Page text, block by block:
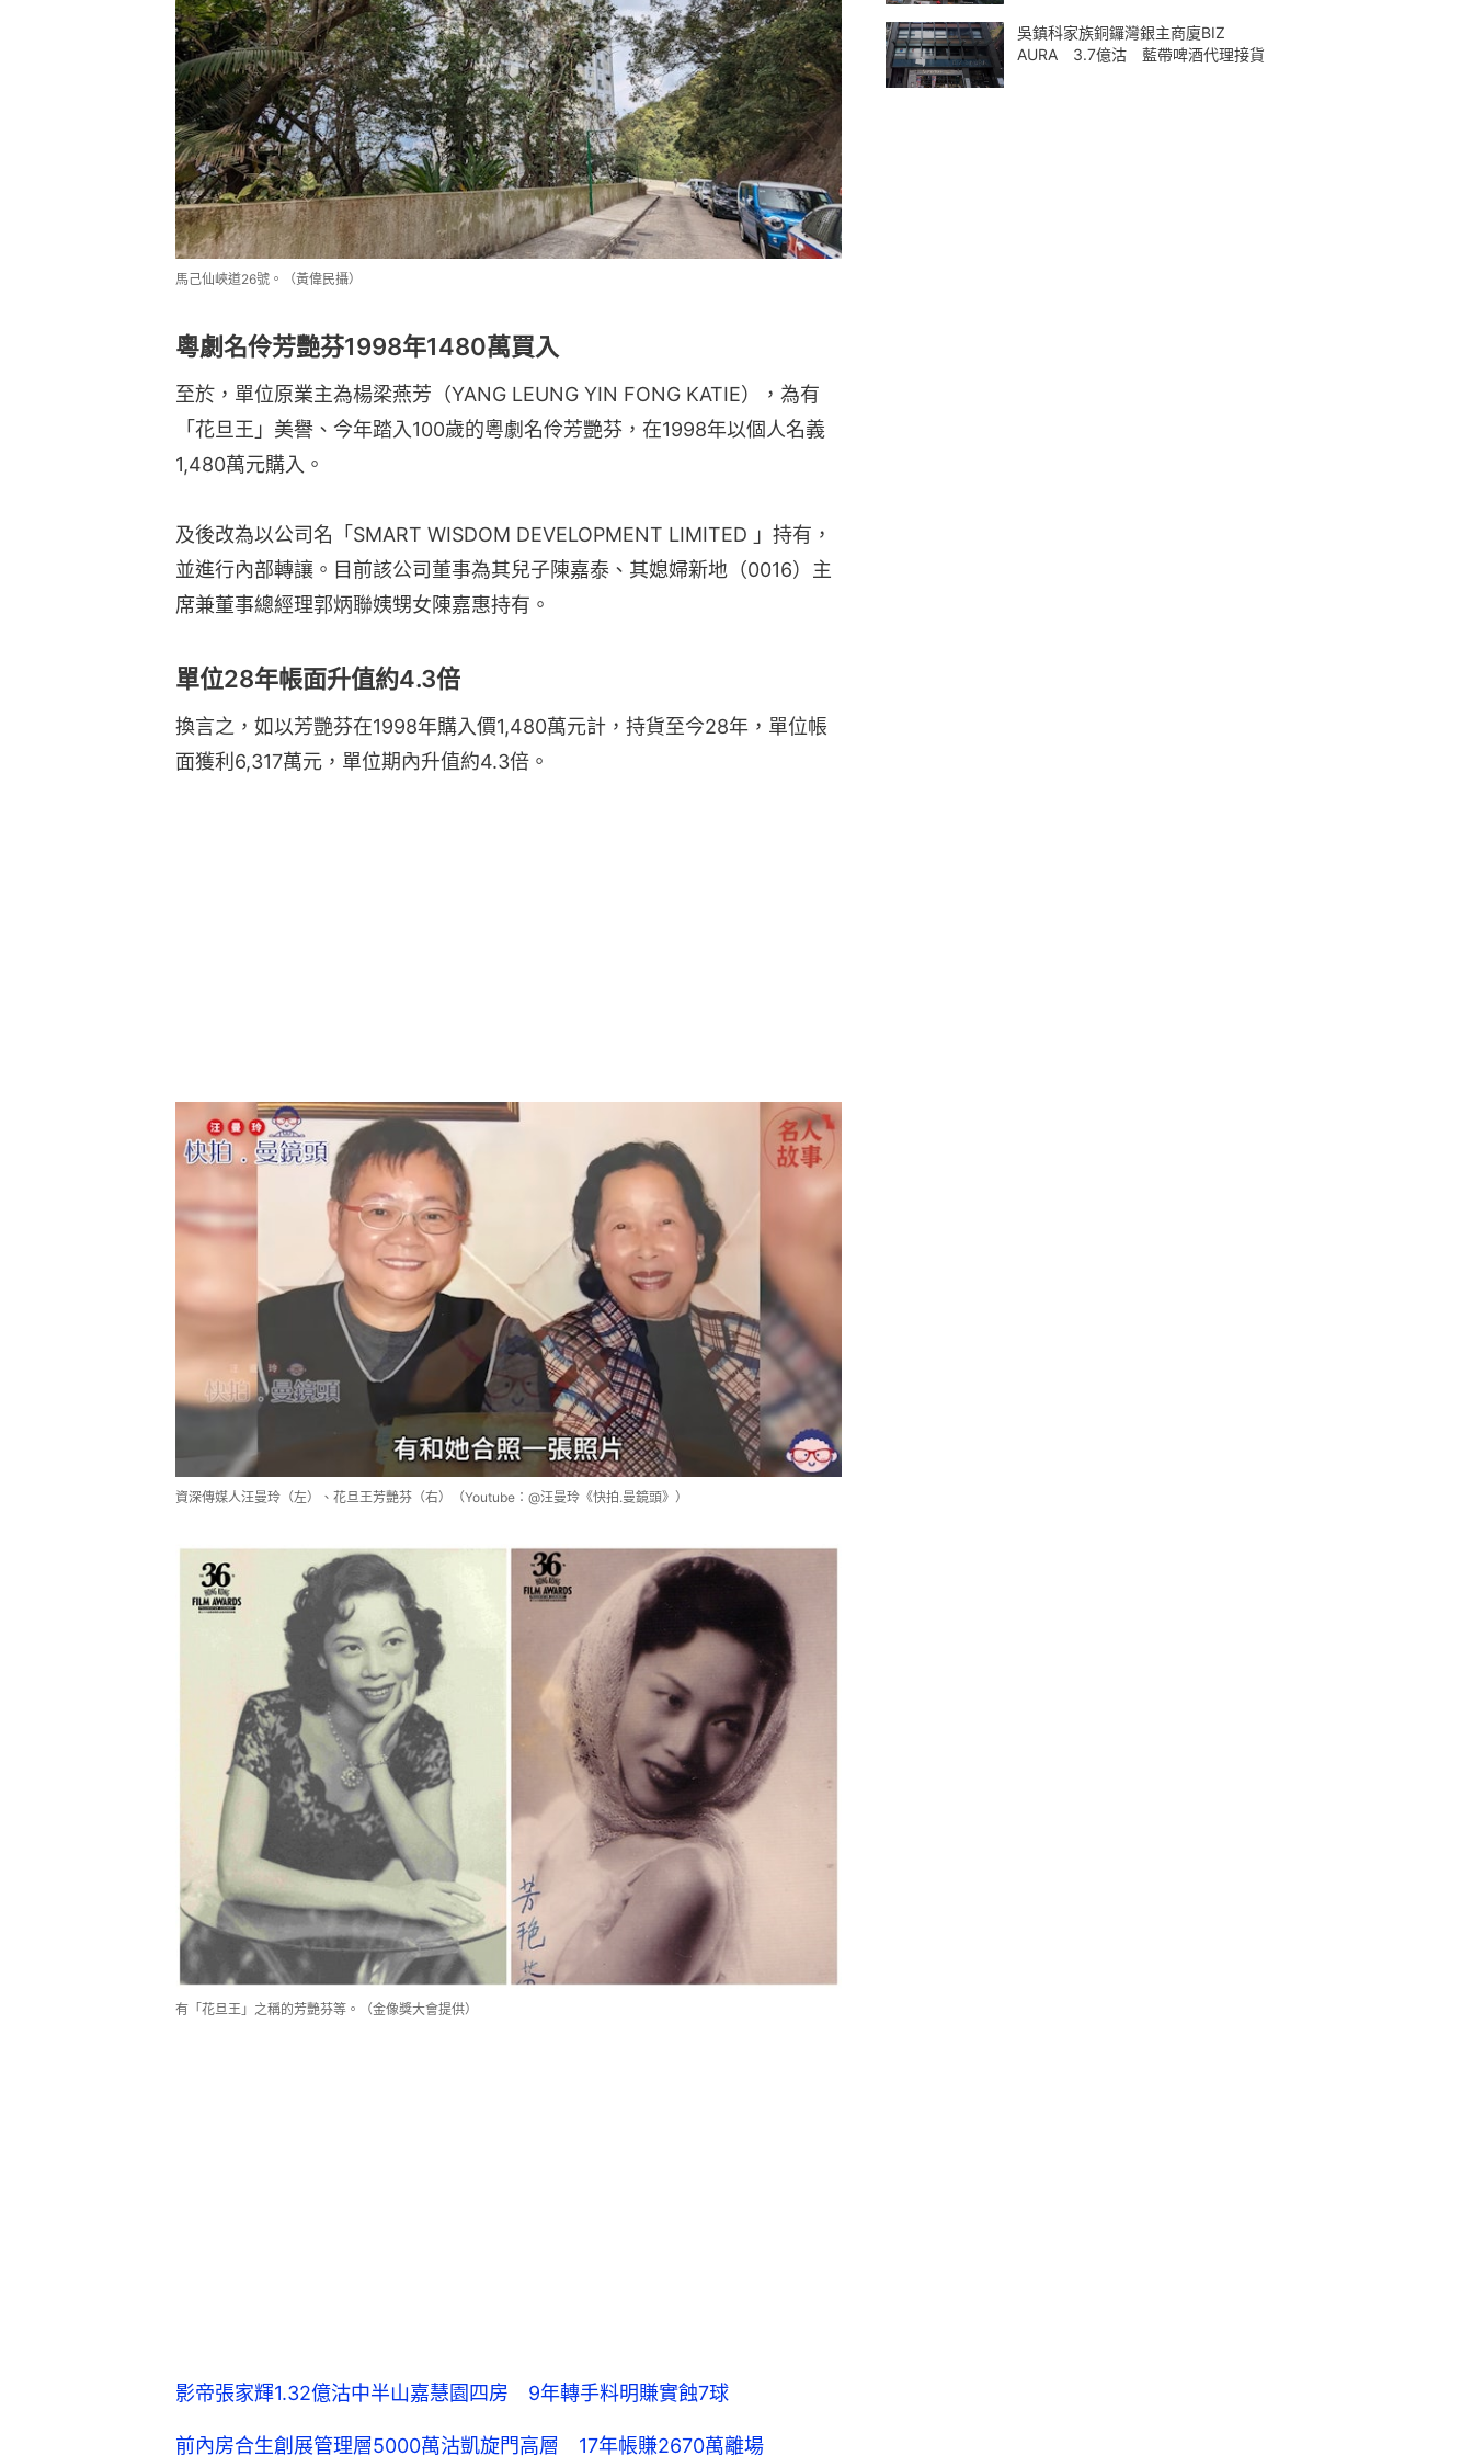
馬己仙峽道26號。（黃偉民攝）
粵劇名伶芳艷芬1998年1480萬買入
至於，單位原業主為楊梁燕芳（YANG LEUNG YIN FONG KATIE），為有
「花旦王」美譽、今年踏入100歲的粵劇名伶芳艷芬，在1998年以個人名義
1,480萬元購入。
及後改為以公司名「SMART WISDOM DEVELOPMENT LIMITED 」持有，
並進行內部轉讓。目前該公司董事為其兒子陳嘉泰、其媳婦新地（0016）主
席兼董事總經理郭炳聯姨甥女陳嘉惠持有。
單位28年帳面升值約4.3倍
換言之，如以芳艷芬在1998年購入價1,480萬元計，持貨至今28年，單位帳
面獲利6,317萬元，單位期內升值約4.3倍。
資深傳媒人汪曼玲（左）、花旦王芳艷芬（右）（Youtube：@汪曼玲《快拍.曼鏡頭》）
有「花旦王」之稱的芳艷芬等。（金像獎大會提供）
影帝張家輝1.32億沽中半山嘉慧園四房 9年轉手料明賺實蝕7球
前內房合生創展管理層5000萬沽凱旋門高層 17年帳賺2670萬離場
吳鎮科家族銅鑼灣銀主商廈BIZ
AURA 3.7億沽 藍帶啤酒代理接貨